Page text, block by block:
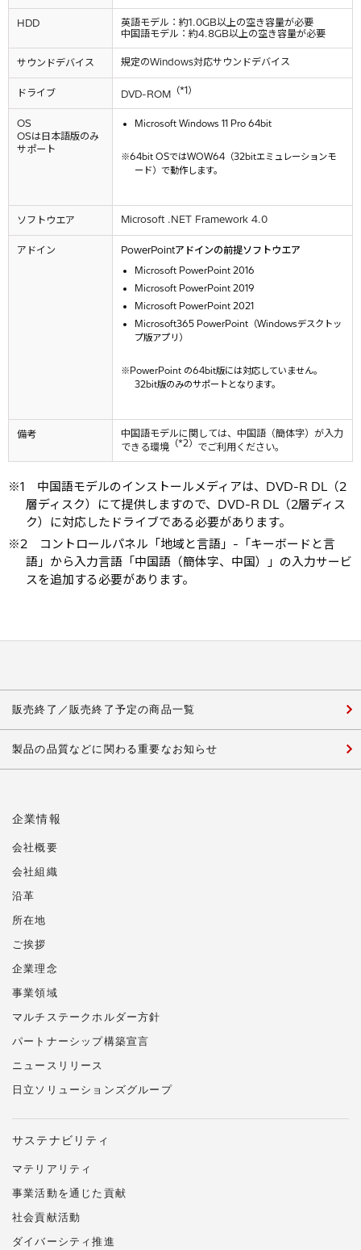
HDD
英語モデル：約1.0GB以上の空き容量が必要
中国語モデル：約4.8GB以上の空き容量が必要
サウンドデバイス 規定のWindows対応サウンドデバイス
ドライブ DVD-ROM （*1）
OS
OSは日本語版のみ
サポート
Microsoft Windows 11 Pro 64bit
64bit OSではWOW64（32bitエミュレーションモ
ード）で動作します。
ソフトウエア Microsoft .NET Framework 4.0
アドイン PowerPointアドインの前提ソフトウエア
Microsoft PowerPoint 2016
Microsoft PowerPoint 2019
Microsoft PowerPoint 2021
Microsoft365 PowerPoint（Windowsデスクトッ
プ版アプリ）
PowerPoint の64bit版には対応していません。
32bit版のみのサポートとなります。
備考
中国語モデルに関しては、中国語（簡体字）が入力
できる環境 （*2） でご利用ください。
1 中国語モデルのインストールメディアは、DVD-R DL（2
層ディスク）にて提供しますので、DVD-R DL（2層ディス
ク）に対応したドライブである必要があります。
2 コントロールパネル「地域と言語」-「キーボードと言
語」から入力言語「中国語（簡体字、中国）」の入力サービ
スを追加する必要があります。
販売終了／販売終了予定の商品一覧
製品の品質などに関わる重要なお知らせ
企業情報
会社概要
会社組織
沿革
所在地
ご挨拶
企業理念
事業領域
マルチステークホルダー方針
パートナーシップ構築宣言
ニュースリリース
日立ソリューションズグループ
サステナビリティ
マテリアリティ
事業活動を通じた貢献
社会貢献活動
ダイバーシティ推進